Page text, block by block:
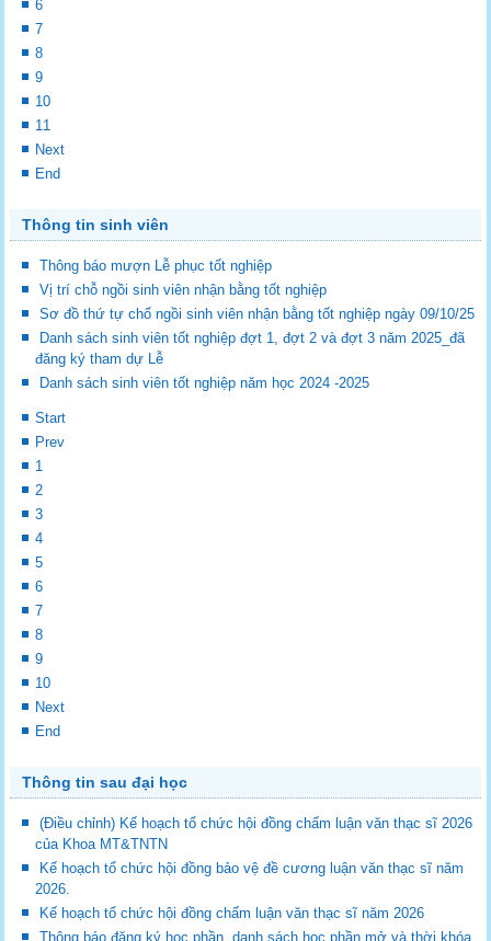
6
7
8
9
10
11
Next
End
Thông tin sinh viên
Thông báo mượn Lễ phục tốt nghiệp
Vị trí chỗ ngồi sinh viên nhận bằng tốt nghiệp
Sơ đồ thứ tự chổ ngồi sinh viên nhận bằng tốt nghiệp ngày 09/10/25
Danh sách sinh viên tốt nghiệp đợt 1, đợt 2 và đợt 3 năm 2025_đã
đăng ký tham dự Lễ
Danh sách sinh viên tốt nghiệp năm học 2024 -2025
Start
Prev
1
2
3
4
5
6
7
8
9
10
Next
End
Thông tin sau đại học
(Điều chỉnh) Kế hoạch tổ chức hội đồng chấm luận văn thạc sĩ 2026
của Khoa MT&TNTN
Kế hoạch tổ chức hội đồng bảo vệ đề cương luận văn thạc sĩ năm
2026.
Kế hoạch tổ chức hội đồng chấm luận văn thạc sĩ năm 2026
Thông báo đăng ký học phần, danh sách học phần mở và thời khóa